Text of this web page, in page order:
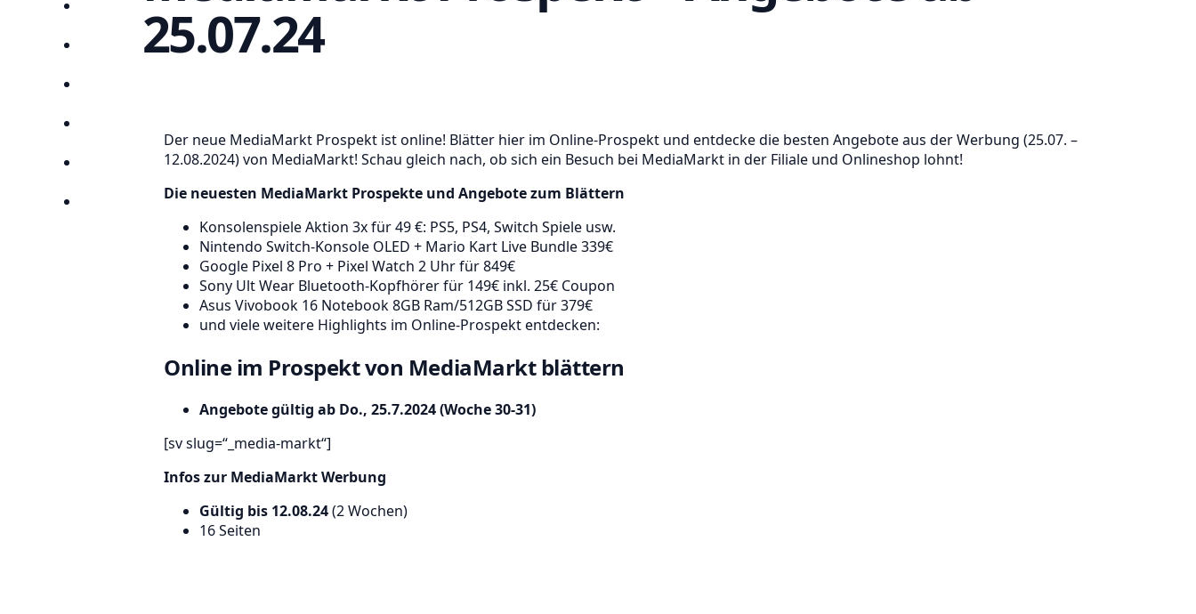
Prospekte
Angebote
Lieblingsprospekte
25.07.24
Der neue MediaMarkt Prospekt ist online! Blätter hier im Online-Prospekt und entdecke die besten Angebote aus der Werbung (25.07. –
12.08.2024) von MediaMarkt! Schau gleich nach, ob sich ein Besuch bei MediaMarkt in der Filiale und Onlineshop lohnt!
Die neuesten MediaMarkt Prospekte und Angebote zum Blättern
Konsolenspiele Aktion 3x für 49 €: PS5, PS4, Switch Spiele usw.
Nintendo Switch-Konsole OLED + Mario Kart Live Bundle 339€
Google Pixel 8 Pro + Pixel Watch 2 Uhr für 849€
Sony Ult Wear Bluetooth-Kopfhörer für 149€ inkl. 25€ Coupon
Asus Vivobook 16 Notebook 8GB Ram/512GB SSD für 379€
und viele weitere Highlights im Online-Prospekt entdecken:
Online im Prospekt von MediaMarkt blättern
Angebote gültig ab Do., 25.7.2024 (Woche 30-31)
[sv slug=“_media-markt“]
Infos zur MediaMarkt Werbung
Gültig bis 12.08.24(2 Wochen)
16 Seiten